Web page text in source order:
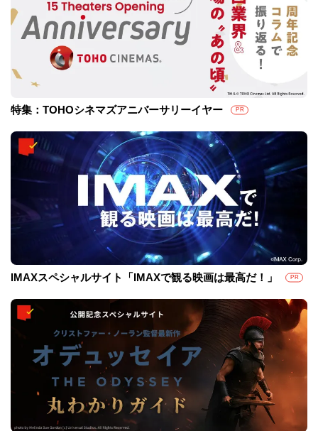
特集：TOHOシネマズアニバーサリーイヤー PR
IMAXスペシャルサイト「IMAXで観る映画は最高だ！」 PR